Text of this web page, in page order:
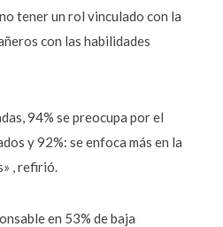
tener un rol vinculado con la
con las habilidades
94% se preocupa por el
y 92%: se enfoca más en la
, refirió.
en 53% de baja